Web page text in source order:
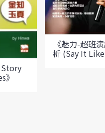
Story
》
《魅力-超班
析 (Say It Like